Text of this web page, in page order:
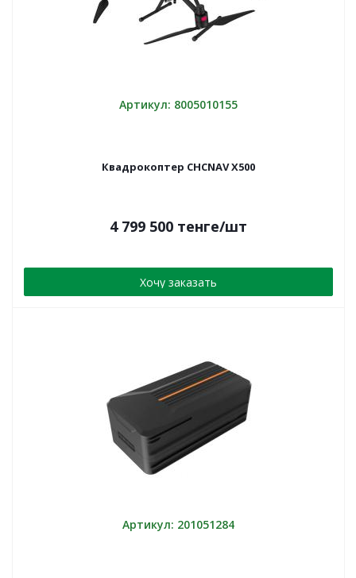
Артикул: 8005010155
Квадрокоптер CHCNAV X500
4 799 500 тенге/шт
Хочу заказать
Артикул: 201051284